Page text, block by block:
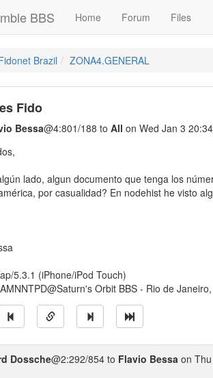
BBS Home Forum Files
Brazil ZONA4.GENERAL
Fido
Bessa@4:801/188 to All on Wed Jan 3
lado, algun documento que tenga los
por casualidad? En nodehist he visto
5.3.1 (iPhone/iPod Touch)
Orbit BBS - Rio de
Dossche@2:292/854 to Flavio Bessa on